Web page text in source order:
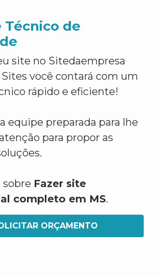
Técnico de
site no Sitedaempresa
você contará com um
rápido e eficiente!
equipe preparada para lhe
para propor as
sobre Fazer site
completo em MS.
ORÇAMENTO